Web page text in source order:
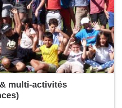
multi-activités